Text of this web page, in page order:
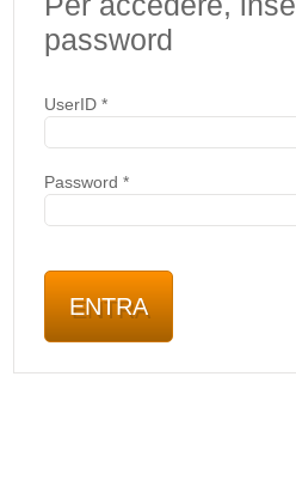
password
UserID*
Password*